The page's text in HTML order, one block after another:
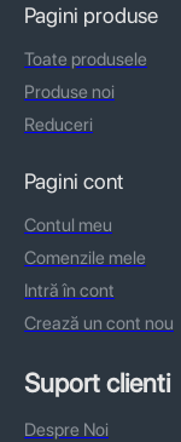
Pagini produse
Toate produsele
Produse noi
Reduceri
Pagini cont
Contul meu
Comenzile mele
Intră în cont
Crează un cont nou
Suport clienti
Despre Noi